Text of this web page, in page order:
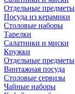
Отдельные предметы
Посуда из керамики
Столовые наборы
Тарелки
Салатники и миски
Кружки
Отдельные предметы
Винтажная посуда
Столовые сервизы
Чайные наборы